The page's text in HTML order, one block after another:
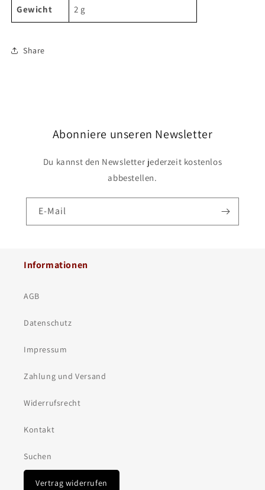
Gewicht 2 g
Share
Abonniere unseren Newsletter
Du kannst den Newsletter jederzeit kostenlos
abbestellen.
E-Mail
Informationen
AGB
Datenschutz
Impressum
Zahlung und Versand
Widerrufsrecht
Kontakt
Suchen
Vertrag widerrufen